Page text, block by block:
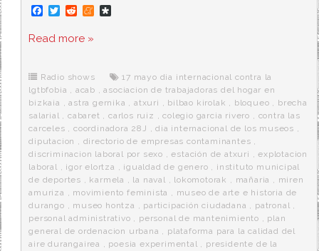
F
e
o
k
T
t
r
R
d
M
e
r
a
Read more »
Radio shows
17 mayo dia internacional contra la
lgtbfobia , acab ,asociacion de trabajadoras del hogar en
bizkaia ,astra gernika ,atxuri , bilbao kirolak , bloqueo , brecha
salarial ,cabaret ,carlos ruiz ,colegio garcia rivero , contra las
carceles ,coordinadora 28J ,dia internacional de los museos ,
diputacion , directorio de empresas contaminantes ,
discriminacion laboral por sexo ,estación de atxuri ,explotacion
laboral , igor elortza , igualdad de genero , instituto municipal
de deportes , karmela , la naval , lokomotorak , mañaria , miren
amuriza , movimiento feminista , museo de arte e historia de
durango , museo hontza , participación ciudadana , patronal ,
personal administrativo , personal de mantenimiento , plan
general de ordenacion urbana , plataforma para la calidad del
aire durangairea , poesia experimental , presidente de la